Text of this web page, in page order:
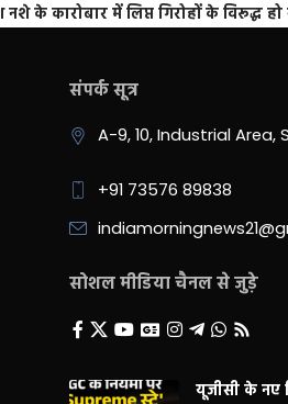
नशे के कारोबार में लिप्त गिरोहों के विरूद्ध
संपर्क सूत्र
A-9, 10, Industrial
+91 73576 89838
सोशल मीडिया चैनल से जुड़े
यूजीसी के नए